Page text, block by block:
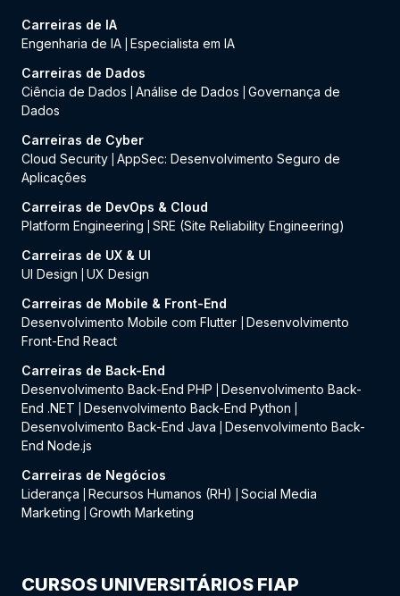
Carreiras de IA
Engenharia de IA Especialista em IA
Carreiras de Dados
Ciência de Dados
Análise de Dados
Governança de
Dados
Carreiras de Cyber
Cloud Security AppSec: Desenvolvimento Seguro de
Aplicações
Carreiras de DevOps & Cloud
Platform Engineering
SRE (Site Reliability Engineering)
Carreiras de UX & UI
UI Design
UX Design
Carreiras de Mobile & Front-End
Desenvolvimento Mobile com Flutter
Desenvolvimento
Front-End React
Carreiras de Back-End
Desenvolvimento Back-End PHP
Desenvolvimento Back-
End .NET
Desenvolvimento Back-End Python
Desenvolvimento Back-End Java
Desenvolvimento Back-
End Node.js
Carreiras de Negócios
Liderança
Recursos Humanos (RH)
Social Media
Marketing
Growth Marketing
CURSOS UNIVERSITÁRIOS FIAP